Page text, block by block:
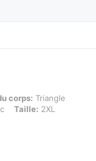
125 cm / 49 in,
corps: Triangle
Taille: 2XL